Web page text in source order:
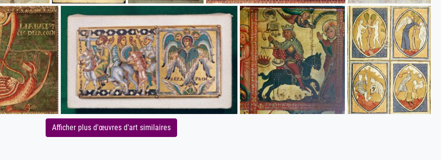
Afficher plus d'œuvres d'art similaires